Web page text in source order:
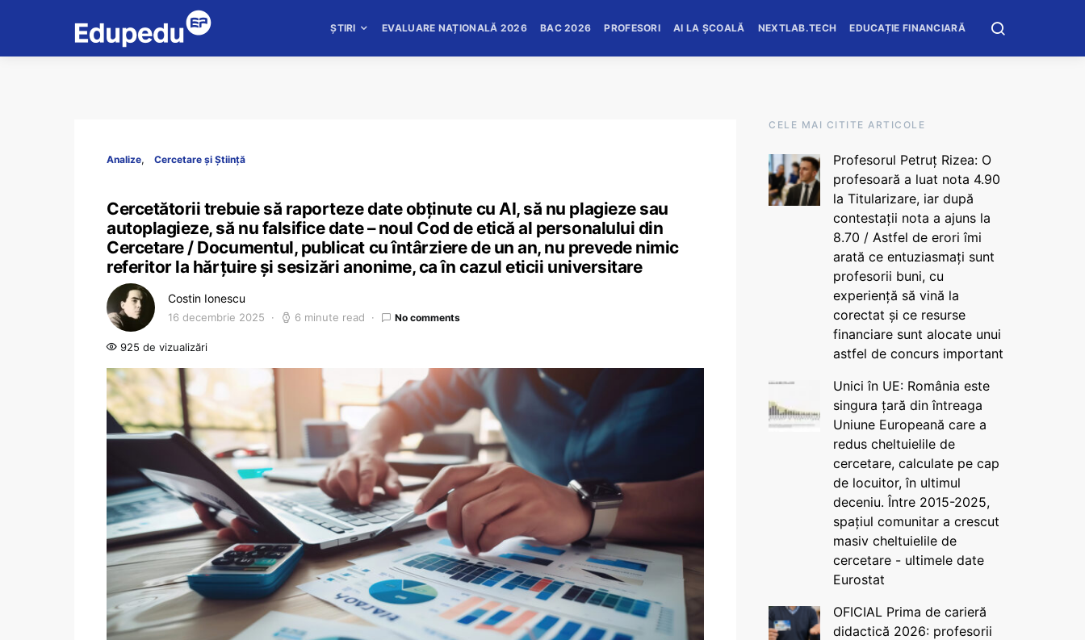
ȘTIRI EVALUARE NAȚIONALĂ 2026 BAC 2026 PROFESORI AI LA ȘCOALĂ NEXTLAB.TECH EDUCAȚIE FINANCIARĂ
Analize Cercetare și Știință
Cercetătorii trebuie să raporteze date obținute cu AI, să nu plagieze sau
autoplagieze, să nu falsifice date – noul Cod de etică al personalului din
Cercetare / Documentul, publicat cu întârziere de un an, nu prevede nimic
referitor la hărțuire și sesizări anonime, ca în cazul eticii universitare
Costin Ionescu
16 decembrie 2025 6 minute read No comments
925 de vizualizări
CELE MAI CITITE ARTICOLE
Profesorul Petruț Rizea: O
profesoară a luat nota 4.90
la Titularizare, iar după
contestații nota a ajuns la
8.70 / Astfel de erori îmi
arată ce entuziasmați sunt
profesorii buni, cu
experiență să vină la
corectat și ce resurse
financiare sunt alocate unui
astfel de concurs important
Unici în UE: România este
singura țară din întreaga
Uniune Europeană care a
redus cheltuielile de
cercetare, calculate pe cap
de locuitor, în ultimul
deceniu. Între 2015-2025,
spațiul comunitar a crescut
masiv cheltuielile de
cercetare - ultimele date
Eurostat
OFICIAL Prima de carieră
didactică 2026: profesorii